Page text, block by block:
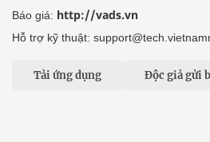
Báo giá: http://vads.vn
Hỗ trợ kỹ thuật:
Tải ứng dụng Độc giả gửi